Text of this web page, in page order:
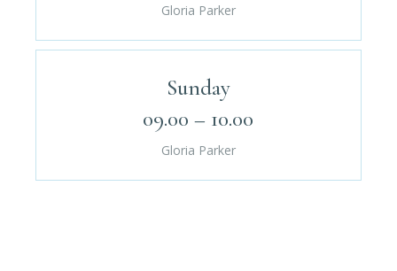
Gloria Parker
Sunday
09.00 – 10.00
Gloria Parker